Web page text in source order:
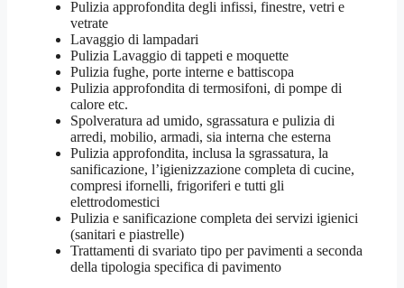
Pulizia approfondita degli infissi, finestre, vetri e
vetrate
Lavaggio di lampadari
Pulizia Lavaggio di tappeti e moquette
Pulizia fughe, porte interne e battiscopa
Pulizia approfondita di termosifoni, di pompe di
calore etc.
Spolveratura ad umido, sgrassatura e pulizia di
arredi, mobilio, armadi, sia interna che esterna
Pulizia approfondita, inclusa la sgrassatura, la
sanificazione, l’igienizzazione completa di cucine,
compresi ifornelli, frigoriferi e tutti gli
elettrodomestici
Pulizia e sanificazione completa dei servizi igienici
(sanitari e piastrelle)
Trattamenti di svariato tipo per pavimenti a seconda
della tipologia specifica di pavimento